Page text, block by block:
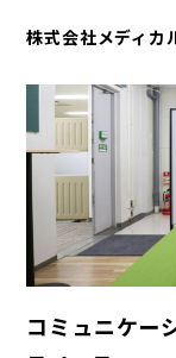
株式会社メディカ
コミュニケー